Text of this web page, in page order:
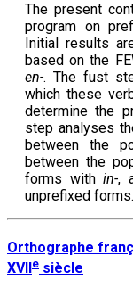
The present
program on
Initial results
based on the
en-. The fust
which these
determine the
step analyses
between the
between the
forms within-,
unprefixed forms.
Orthographe
XVIIe siècle